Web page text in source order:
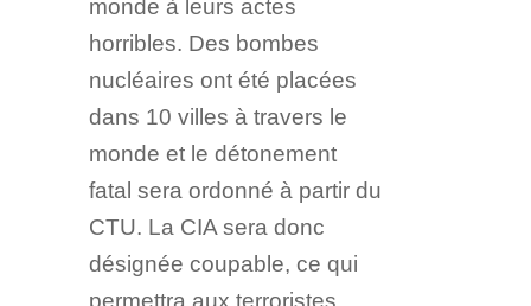
monde à leurs actes
horribles. Des bombes
nucléaires ont été placées
dans 10 villes à travers le
monde et le détonement
fatal sera ordonné à partir du
CTU. La CIA sera donc
désignée coupable, ce qui
permettra aux terroristes